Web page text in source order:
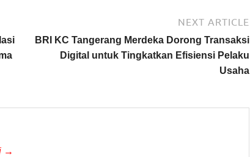
NEXT ARTICLE
BRI KC Tangerang Merdeka Dorong Transaksi
Digital untuk Tingkatkan Efisiensi Pelaku
Usaha
→